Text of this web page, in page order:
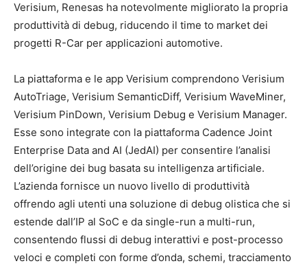
Verisium, Renesas ha notevolmente migliorato la propria
produttività di debug, riducendo il time to market dei
progetti R-Car per applicazioni automotive.
La piattaforma e le app Verisium comprendono Verisium
AutoTriage, Verisium SemanticDiff, Verisium WaveMiner,
Verisium PinDown, Verisium Debug e Verisium Manager.
Esse sono integrate con la piattaforma Cadence Joint
Enterprise Data and AI (JedAI) per consentire l’analisi
dell’origine dei bug basata su intelligenza artificiale.
L’azienda fornisce un nuovo livello di produttività
offrendo agli utenti una soluzione di debug olistica che si
estende dall’IP al SoC e da single-run a multi-run,
consentendo flussi di debug interattivi e post-processo
veloci e completi con forme d’onda, schemi, tracciamento